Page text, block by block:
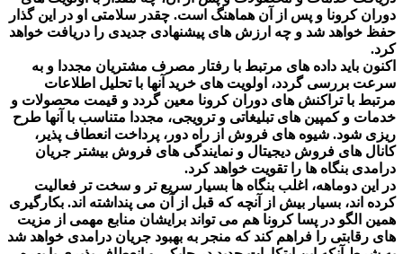
دوران کرونا و پس از آن هماهنگ است. چقدر سلامتی او در این گذار
حفظ خواهد شد و چه ارزش های پیشنهادی جدیدی را دریافت خواهد
کرد.
اکنون باید داده های مرتبط با رفتار مصرف مشتریان مجددا و به
سرعت بررسی گردد، اولویت های خرید آنها با تحلیل اطلاعات
مرتبط با تراکنش های دوران کرونا معین گردد و قیمت محصولات و
خدمات و کمپین های تبلیغاتی و ترویجی، مجددا متناسب با آنها طرح
ریزی شود. شیوه های فروش از راه دور، پرداخت انعطاف پذیر،
کانال های فروش دیجیتال و نمایندگی های فروش بیشتر جریان
درامدی بنگاه ها را تقویت خواهد کرد.
در این دوماهه، اغلب بنگاه ها بسیار سریع تر و سخت تر فعالیت
کرده اند، بسیار بیش از آنچه که قبل از آن می پنداشته اند. بکارگیری
همین الگو در پسا کرونا هم می تواند برایشان منابع مهمی از مزیت
های رقابتی را فراهم کند که منجر به بهبود جریان درامدی خواهد شد